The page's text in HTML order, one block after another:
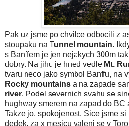
Pak uz jsme po chvilce odbocili z
stoupaku na Tunnel mountain.
s Banffem je jen nejakych 300m
dobry. Na jihu je hned vedle Mt.
tvaru neco jako symbol Banffu, na
Rocky mountains a na zapade
river. Podel severnich svahu se
hughway smerem na zapad do BC
Takze jo, spokojenost. Sice jsme si
dedek, za x mesicu valeni se v